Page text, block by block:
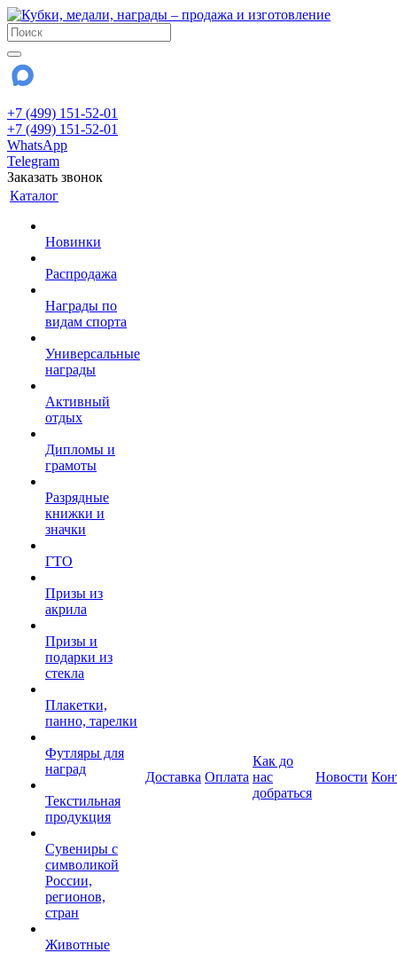
+7 (499) 151-52-01
+7 (499) 151-52-01
WhatsApp
Telegram
Заказать звонок
Каталог
Новинки
Распродажа
Награды по
видам спорта
Универсальные
награды
Активный
отдых
Дипломы и
грамоты
Разрядные
книжки и
значки
ГТО
Призы из
акрила
Призы и
подарки из
стекла
Плакетки,
панно, тарелки
Футляры для
наград
Текстильная
продукция
Сувениры с
символикой
России,
регионов,
стран
Животные
Доставка Оплата
Как до
нас
добраться
Новости